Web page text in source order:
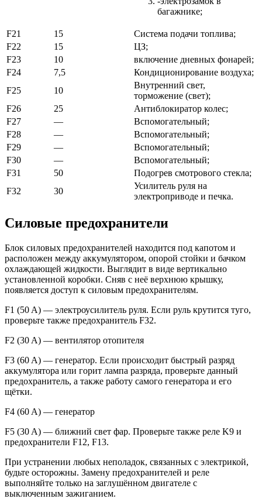
багажнике;
F21 15
Система подачи топлива;
F22
15
ЦЗ;
F23
10
включение дневных фонарей;
F24
7,5
Кондиционирование воздуха;
F25
10
Внутренний свет,
торможение (свет);
F26
25
Антиблокиратор колес;
F27
—
Вспомогательный;
F28
—
Вспомогательный;
F29
—
Вспомогательный;
F30
—
Вспомогательный;
F31
50
Подогрев смотрового стекла;
F32
30
Усилитель руля на
электроприводе и печка.
Силовые предохранители
Блок силовых предохранителей находится под капотом и
расположен между аккумулятором, опорой стойки и бачком
охлаждающей жидкости. Выглядит в виде вертикально
установленной коробки. Сняв с неё верхнюю крышку,
появляется доступ к силовым предохранителям.
F1 (50 A) — электроусилитель руля. Если руль крутится туго,
проверьте также предохранитель F32.
F2 (30 A) — вентилятор отопителя
F3 (60 A) — генератор. Если происходит быстрый разряд
аккумулятора или горит лампа разряда, проверьте данный
предохранитель, а также работу самого генератора и его
щётки.
F4 (60 A) — генератор
F5 (30 A) — ближний свет фар. Проверьте также реле K9 и
предохранители F12, F13.
При устранении любых неполадок, связанных с электрикой,
будьте осторожны. Замену предохранителей и реле
выполняйте только на заглушённом двигателе с
выключенным зажиганием.